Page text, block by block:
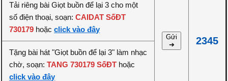
Tải riêng bài Giọt buồn để lại 3 cho một
số điện thoại, soạn:CAIDAT SốĐT
730179 hoặcclick vào đây
Gửi
➔
2345
Tặng bài hát "Giọt buồn để lại 3" làm nhạc
chờ, soạn:TANG 730179 SốĐT hoặc
click vào đây